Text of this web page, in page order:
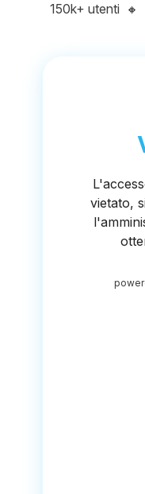
150k+ utenti 🔸